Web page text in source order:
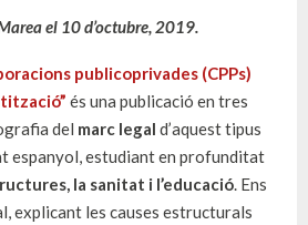
el 10 d’octubre, 2019.
publicoprivades (CPPs)
és una publicació en tres
del marc legal d’aquest tipus
espanyol, estudiant en profunditat
la sanitat i l’educació. Ens
explicant les causes estructurals